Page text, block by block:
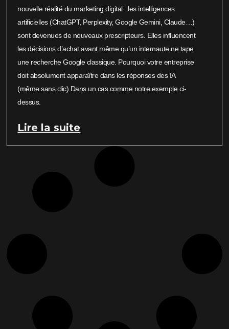
nouvelle réalité du marketing digital : les intelligences
artificielles (ChatGPT, Perplexity, Google Gemini, Claude…)
sont devenues de nouveaux prescripteurs. Elles influencent
les décisions d’achat avant même qu’un internaute ne tape
une recherche Google classique. Pourquoi votre entreprise
doit absolument apparaître dans les réponses des IA
(même sans clic) Dans un cas comme notre exemple ci-
dessus.
Lire la suite